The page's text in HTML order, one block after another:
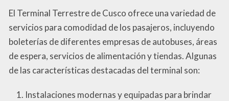
El Terminal Terrestre de Cusco ofrece una variedad de
servicios para comodidad de los pasajeros, incluyendo
boleterías de diferentes empresas de autobuses, áreas
de espera, servicios de alimentación y tiendas. Algunas
de las características destacadas del terminal son:
Instalaciones modernas y equipadas para brindar